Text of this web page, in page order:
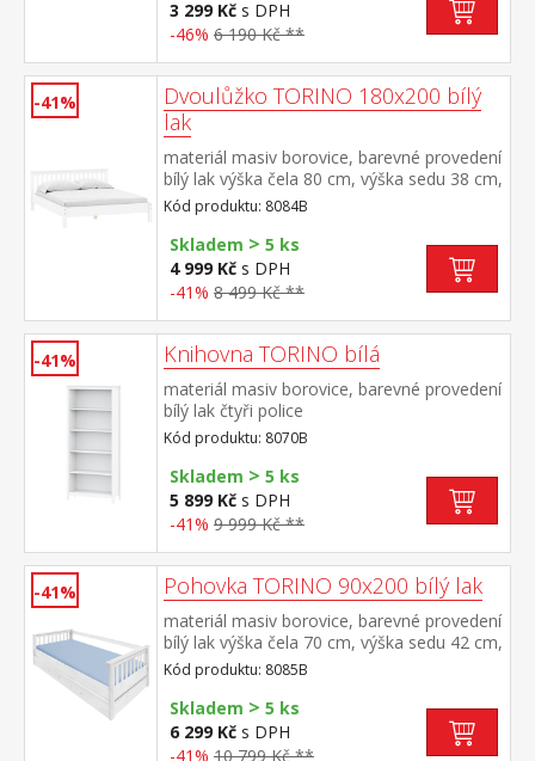
rošt R1 doporučená nosnost do 120 kg
3 299 Kč s DPH
-46% 6 190 Kč **
-41%
Dvoulůžko TORINO 180x200 bílý
lak
materiál masiv borovice, barevné provedení
bílý lak výška čela 80 cm, výška sedu 38 cm,
cena bez roštu a matrace minimální
doporučená výška matrace 15
cm doporučený rozměr matrace 180 × 200
cm nebo 2 kusy 90 × 200 cm a rošt R4
nebo 2 kusy R1 doporučená nosnost do
Kód produktu: 8084B
Skladem > 5 ks
4 999 Kč s DPH
-41% 8 499 Kč **
-41% Knihovna TORINO bílá
materiál masiv borovice, barevné provedení
bílý lak čtyři police
Kód produktu: 8070B
Skladem > 5 ks
5 899 Kč s DPH
-41% 9 999 Kč **
-41% Pohovka TORINO 90x200 bílý lak
materiál masiv borovice, barevné provedení
bílý lak výška čela 70 cm, výška sedu 42 cm,
cena bez roštu a matrace minimální
doporučená výška matrace 15
cm doporučený rozměr matrace 90 × 200
cm a rošt R1 k pohovce možno dokoupit
výsuvnou přistýlku TORINO 8086B nebo
Kód produktu: 8085B
Skladem > 5 ks
6 299 Kč s DPH
-41% 10 799 Kč **